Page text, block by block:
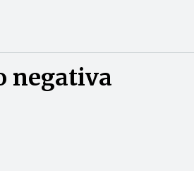
negativa